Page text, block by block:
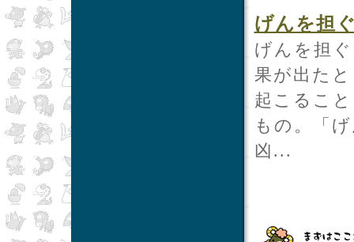
げんを担
げんを担
果が出た
起こるこ
もの。「
凶...